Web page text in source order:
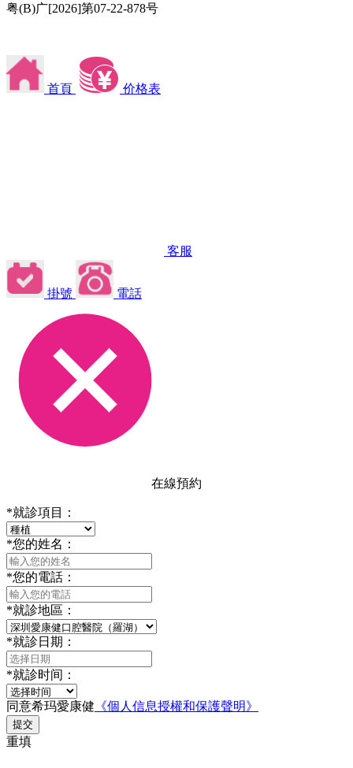
粤(B)广[2026]第07-22-878号
首頁 价格表
客服
掛號 電話
在線預約
*就診項目：
*您的姓名：
*您的電話：
*就診地區：
*就診日期：
*就診时间：
同意希玛愛康健 《個人信息授權和保護聲明》
提交
重填